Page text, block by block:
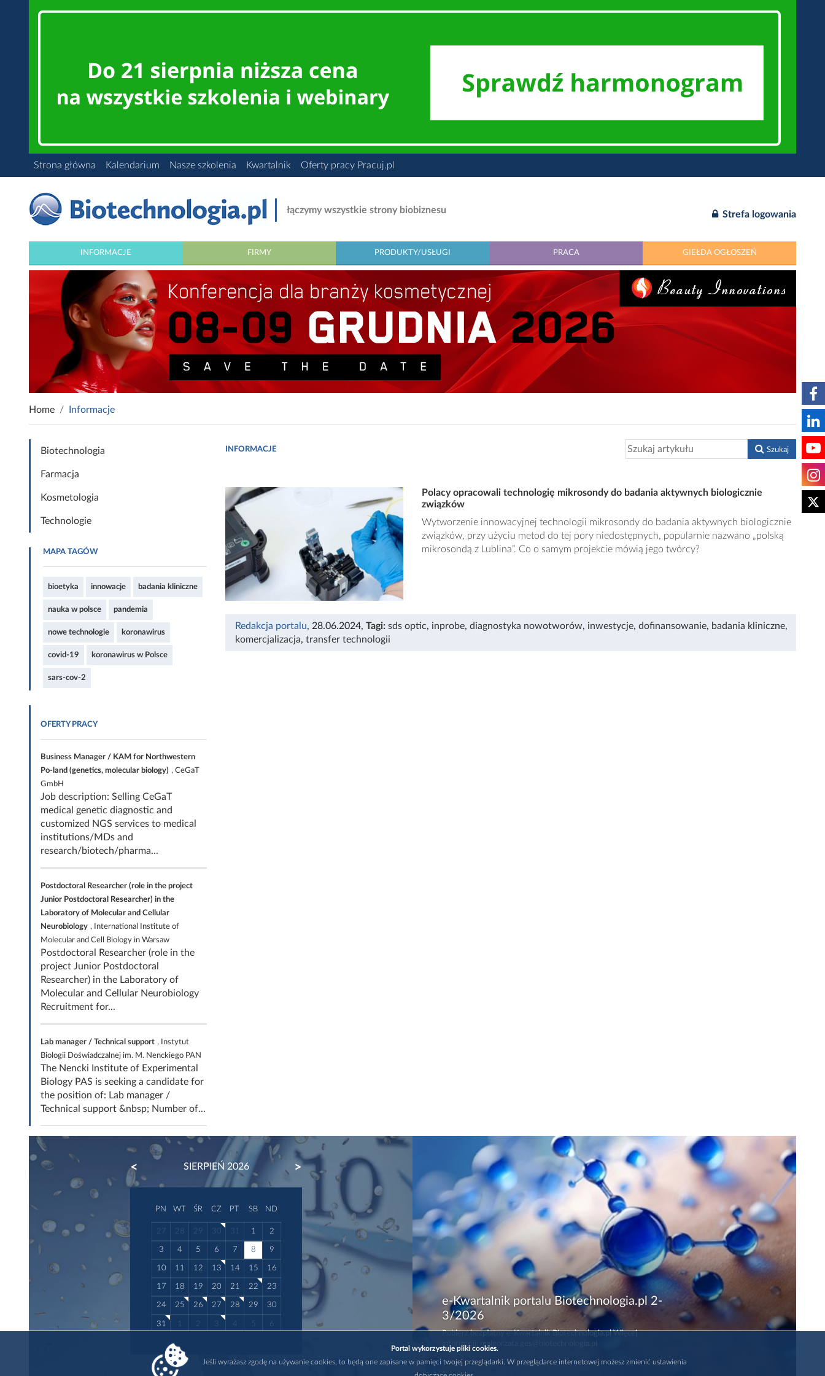
Strona główna Kalendarium Nasze szkolenia Kwartalnik Oferty pracy Pracuj.pl
łączymy wszystkie strony biobiznesu Strefa logowania
INFORMACJE FIRMY PRODUKTY/USŁUGI PRACA GIEŁDA OGŁOSZEŃ
Home Informacje
Biotechnologia
Farmacja
Kosmetologia
Technologie
MAPA TAGÓW
bioetyka innowacje badania kliniczne
nauka w polsce pandemia
nowe technologie koronawirus
covid-19 koronawirus w Polsce
sars-cov-2
OFERTY PRACY
Business Manager / KAM for Northwestern
Po-land (genetics, molecular biology) , CeGaT
GmbH
Job description: Selling CeGaT
medical genetic diagnostic and
customized NGS services to medical
institutions/MDs and
research/biotech/pharma...
Postdoctoral Researcher (role in the project
Junior Postdoctoral Researcher) in the
Laboratory of Molecular and Cellular
Neurobiology , International Institute of
Molecular and Cell Biology in Warsaw
Postdoctoral Researcher (role in the
project Junior Postdoctoral
Researcher) in the Laboratory of
Molecular and Cellular Neurobiology
Recruitment for...
Lab manager / Technical support , Instytut
Biologii Doświadczalnej im. M. Nenckiego PAN
The Nencki Institute of Experimental
Biology PAS is seeking a candidate for
the position of: Lab manager /
Technical support &nbsp; Number of...
INFORMACJE Szukaj
Polacy opracowali technologię mikrosondy do badania aktywnych biologicznie
związków
Wytworzenie innowacyjnej technologii mikrosondy do badania aktywnych biologicznie
związków, przy użyciu metod do tej pory niedostępnych, popularnie nazwano „polską
mikrosondą z Lublina”. Co o samym projekcie mówią jego twórcy?
Redakcja portalu, 28.06.2024, Tagi: sds optic, inprobe, diagnostyka nowotworów, inwestycje, dofinansowanie, badania kliniczne,
komercjalizacja, transfer technologii
SIERPIEŃ 2026
PREVIOUS NEXT
PN WT ŚR CZ PT SB ND
27 28 29 30 31 1 2
3 4 5 6 7 8 9
10 11 12 13 14 15 16
17 18 19 20 21 22 23
24 25 26 27 28 29 30
31 1 2 3 4 5 6
e-Kwartalnik portalu Biotechnologia.pl 2-
3/2026
Pobierz bezpłatny e-Kwartalnik Biotechnologia.pl Więcej
informacji: malgorzata.ges@biotechnologia.pl
Portal wykorzystuje pliki cookies.
Jeśli wyrażasz zgodę na używanie cookies, to będą one zapisane w pamięci twojej przeglądarki. W przeglądarce internetowej możesz zmienić ustawienia